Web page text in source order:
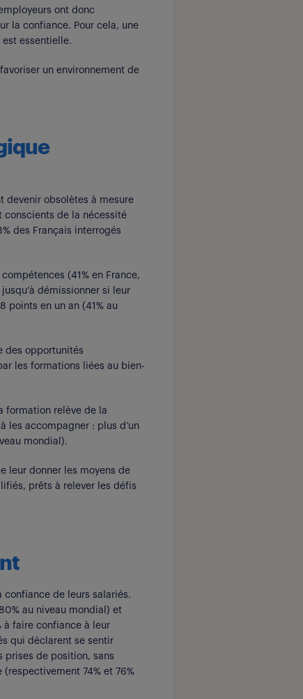
ont donc
la confiance. Pour cela, une
essentielle.
un environnement de
devenir obsolètes à mesure
conscients de la nécessité
des Français interrogés
(41% en France,
démissionner si leur
points en un an (41% au
des opportunités
les formations liées au bien-
formation relève de la
les accompagner : plus d’un
mondial).
leur donner les moyens de
prêts à relever les défis
confiance de leurs salariés.
au niveau mondial) et
à faire confiance à leur
qui déclarent se sentir
prises de position, sans
74% et 76%